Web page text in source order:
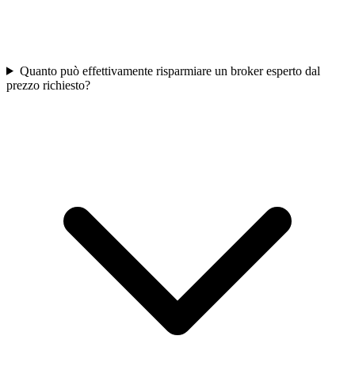
Quanto può effettivamente risparmiare un broker esperto dal
prezzo richiesto?